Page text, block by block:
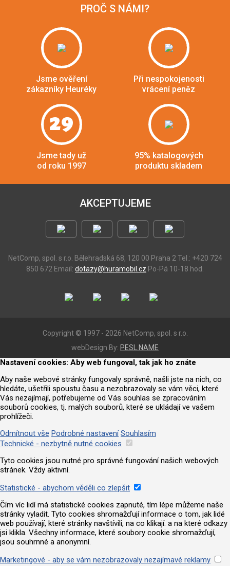
PROČ S NÁMI?
Jsme ověření
zákazníky Heuréky
Při nespokojenosti
vrácení peněz
29
Jsme tady už
od roku 1997
95% katalogových
produktu skladem
AKCEPTUJEME
NetComp, spol. s r.o. Bělehradská 68, 120 00 Praha 2 Tel.: +420 724
850 672 Email: dotazy@huramobil.cz Po-Pá 10-18 hod.
Copyright © 1997 - 2026 NetComp, spol. s r.o.
webDesign By: PESL.NAME
Nastavení cookies: Aby web fungoval, tak jak ho znáte
Aby naše webové stránky fungovaly správně, našli jste na nich, co
hledáte, ušetřili spoustu času a nezobrazovaly se vám věci, které
Vás nezajímají, potřebujeme od Vás souhlas se zpracováním
souborů cookies, tj. malých souborů, které se ukládají ve vašem
prohlížeči.
Odmítnout vše Podrobné nastavení Souhlasím
Technické - nezbytně nutné cookies
Tyto cookies jsou nutné pro správné fungování našich webových
stránek. Vždy aktivní.
Statistické - abychom věděli co zlepšit
Čím víc lidí má statistické cookies zapnuté, tím lépe můžeme naše
stránky vyladit. Tyto cookies shromažďují informace o tom, jak lidé
web používají, které stránky navštívili, na co klikají. a na které odkazy
jsi klikla. Všechny informace, které soubory cookie shromažďují,
jsou souhrnné a anonymní.
Marketingové - aby se vám nezobrazovaly nezajímavé reklamy